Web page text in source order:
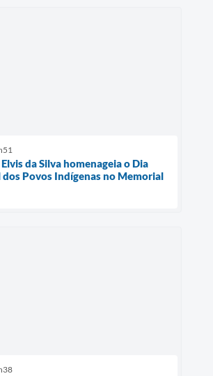
da Silva homenageia o Dia
Povos Indígenas no Memorial